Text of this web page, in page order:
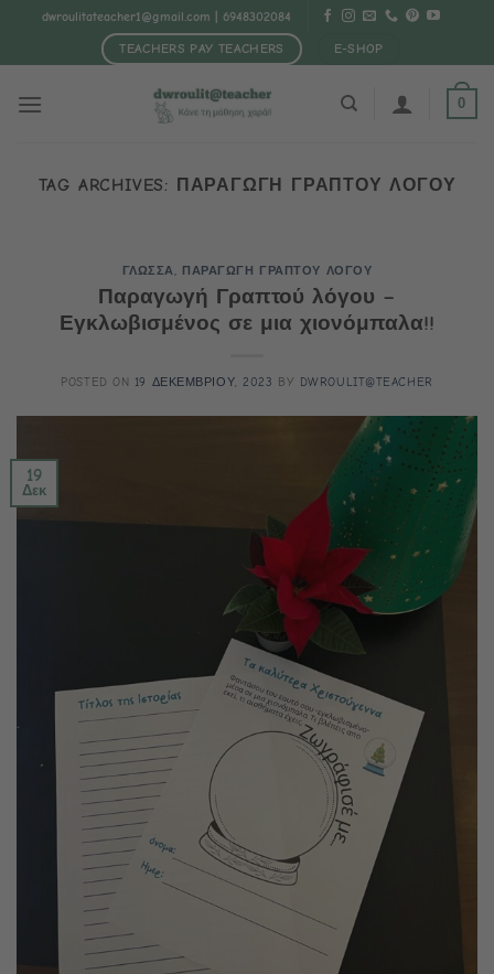
Μετάβαση
περιεχόμενο
dwroulitateacher1@gmail.com | 6948302084
TEACHERS PAY TEACHERS E-SHOP
0
TAG ARCHIVES: ΠΑΡΑΓΩΓΗ ΓΡΑΠΤΟΥ ΛΟΓΟΥ
ΓΛΩΣΣΑ, ΠΑΡΑΓΩΓΗ ΓΡΑΠΤΟΥ ΛΟΓΟΥ
Παραγωγή Γραπτού λόγου –
Εγκλωβισμένος σε μια χιονόμπαλα!!
POSTED ON 19 ΔΕΚΕΜΒΡΙΟΥ, 2023 BY DWROULIT@TEACHER
19
Δεκ